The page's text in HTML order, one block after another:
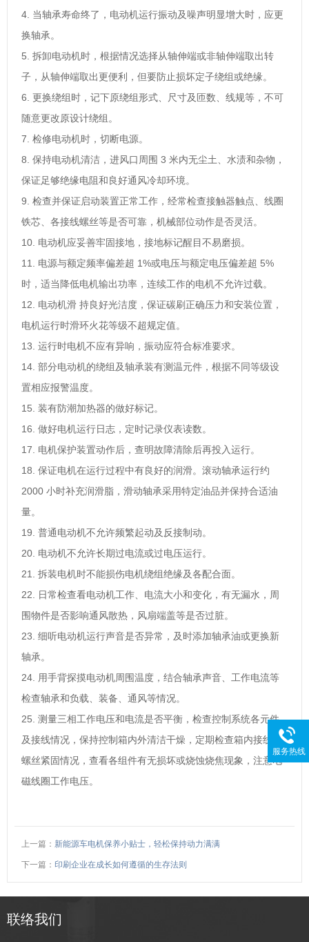
4. 当轴承寿命终了，电动机运行振动及噪声明显增大时，应更
换轴承。
5. 拆卸电动机时，根据情况选择从轴伸端或非轴伸端取出转
子，从轴伸端取出更便利，但要防止损坏定子绕组或绝缘。
6. 更换绕组时，记下原绕组形式、尺寸及匝数、线规等，不可
随意更改原设计绕组。
7. 检修电动机时，切断电源。
8. 保持电动机清洁，进风口周围 3 米内无尘土、水渍和杂物，
保证足够绝缘电阻和良好通风冷却环境。
9. 检查并保证启动装置正常工作，经常检查接触器触点、线圈
铁芯、各接线螺丝等是否可靠，机械部位动作是否灵活。
10. 电动机应妥善牢固接地，接地标记醒目不易磨损。
11. 电源与额定频率偏差超 1%或电压与额定电压偏差超 5%
时，适当降低电机输出功率，连续工作的电机不允许过载。
12. 电动机滑 持良好光洁度，保证碳刷正确压力和安装位置，
电机运行时滑环火花等级不超规定值。
13. 运行时电机不应有异响，振动应符合标准要求。
14. 部分电动机的绕组及轴承装有测温元件，根据不同等级设
置相应报警温度。
15. 装有防潮加热器的做好标记。
16. 做好电机运行日志，定时记录仪表读数。
17. 电机保护装置动作后，查明故障清除后再投入运行。
18. 保证电机在运行过程中有良好的润滑。滚动轴承运行约
2000 小时补充润滑脂，滑动轴承采用特定油品并保持合适油
量。
19. 普通电动机不允许频繁起动及反接制动。
20. 电动机不允许长期过电流或过电压运行。
21. 拆装电机时不能损伤电机绕组绝缘及各配合面。
22. 日常检查看电动机工作、电流大小和变化，有无漏水，周
围物件是否影响通风散热，风扇端盖等是否过脏。
23. 细听电动机运行声音是否异常，及时添加轴承油或更换新
轴承。
24. 用手背探摸电动机周围温度，结合轴承声音、工作电流等
检查轴承和负载、装备、通风等情况。
25. 测量三相工作电压和电流是否平衡，检查控制系统各元件
及接线情况，保持控制箱内外清洁干燥，定期检查箱内接线和
螺丝紧固情况，查看各组件有无损坏或烧蚀烧焦现象，注意电
磁线圈工作电压。
上一篇： 新能源车电机保养小贴士，轻松保持动力满满
下一篇： 印刷企业在成长如何遵循的生存法则
联络我们
服务热线